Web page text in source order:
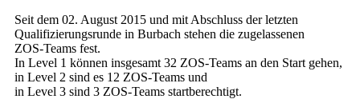
Seit dem 02. August 2015 und mit Abschluss der letzten
Qualifizierungsrunde in Burbach stehen die zugelassenen
ZOS-Teams fest.
In Level 1 können insgesamt 32 ZOS-Teams an den Start gehen,
in Level 2 sind es 12 ZOS-Teams und
in Level 3 sind 3 ZOS-Teams startberechtigt.